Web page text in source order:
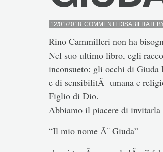
12/01/2018 COMMENTI DISABILITATISU
Rino Cammilleri non ha
Nel suo ultimo libro, egli
inconsueto: gli occhi di Giuda
e di sensibilitÃ umana e
Figlio di Dio.
Abbiamo il piacere di
“Il mio nome Ã¨ Giuda”